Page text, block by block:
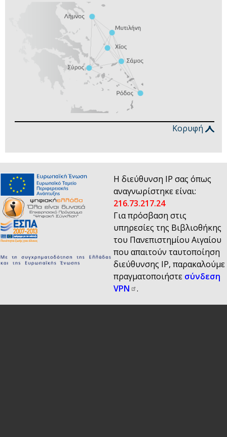
Κορυφή
Η διεύθυνση IP σας όπως
αναγνωρίστηκε είναι:
216.73.217.24
Για πρόσβαση στις
υπηρεσίες της Βιβλιοθήκης
του Πανεπιστημίου Αιγαίου
που απαιτούν ταυτοποίηση
διεύθυνσης IP, παρακαλούμε
πραγματοποιήστε σύνδεση
VPN
.